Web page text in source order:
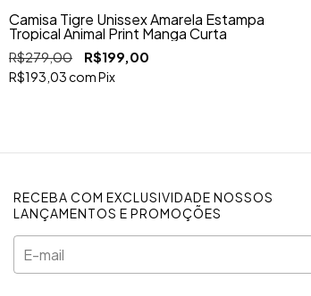
Camisa Tigre Unissex Amarela Estampa
Tropical Animal Print Manga Curta
R$279,00 R$199,00
R$193,03comPix
RECEBA COM EXCLUSIVIDADE NOSSOS
LANÇAMENTOS E PROMOÇÕES